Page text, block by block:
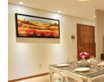
® Cấm sao chép dưới mọi
thuận bằng văn bản. Ghi rõ
thông tin từ website này.